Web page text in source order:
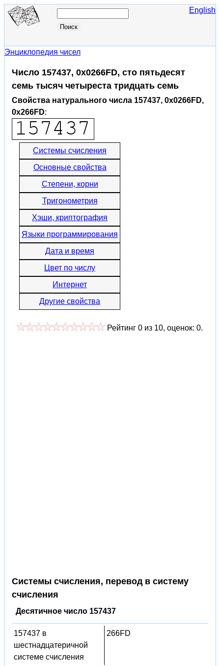
English
Энциклопедия чисел
Число 157437, 0x0266FD, сто пятьдесят
семь тысяч четыреста тридцать семь
Свойства натурального числа 157437, 0x0266FD,
0x266FD:
Системы счисления
Основные свойства
Степени, корни
Тригонометрия
Хэши, криптография
Языки программирования
Дата и время
Цвет по числу
Интернет
Другие свойства
Рейтинг 0 из 10, оценок: 0.
Системы счисления, перевод в систему
счисления
Десятичное число 157437
157437 в
шестнадцатеричной
системе счисления
266FD